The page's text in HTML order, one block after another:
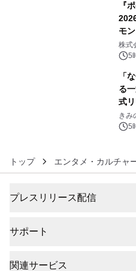
『
モ
た
ル
株式
5
「
る
式
きみ
5
トップ エンタメ・カルチャ
プレスリリース配信
サポート
関連サービス